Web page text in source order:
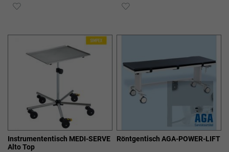
ZUR
ZUR
Instrumententisch MEDI-SERVE
Alto Top
Röntgentisch AGA-POWER-LIFT